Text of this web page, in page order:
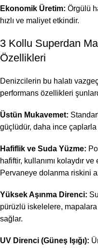
Ekonomik Üretim: Örgülü
hızlı ve maliyet etkindir.
3 Kollu Superdan
Özellikleri
Denizcilerin bu halatı
performans özellikleri
Üstün Mukavemet:
güçlüdür, daha ince
Hafiflik ve Suda Yüzme:
hafiftir, kullanımı kolaydır
Pervaneye dolanma riskini
Yüksek Aşınma Direnci:
pürüzlü iskelelere, mapalara
sağlar.
UV Direnci (Güneş Işığı):